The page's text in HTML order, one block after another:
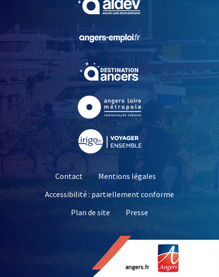
, Ouvre une nouvelle
, Ouvre une nouvelle
Contact
Mentions légales
Accessibilité : partiellement conforme
Plan de site
Presse